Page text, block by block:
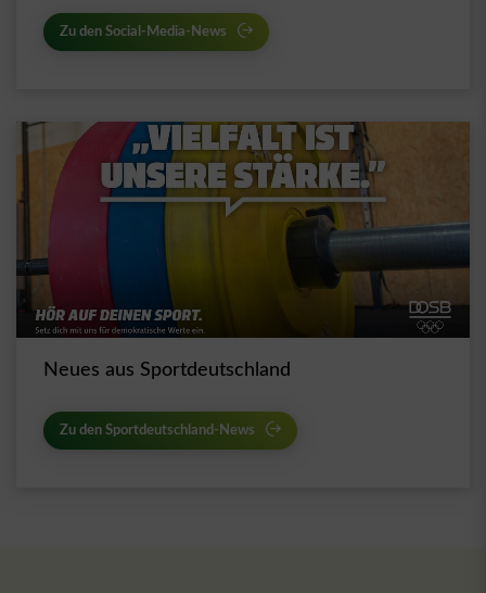
Zu den Social-Media-News
Neues aus Sportdeutschland
Zu den Sportdeutschland-News